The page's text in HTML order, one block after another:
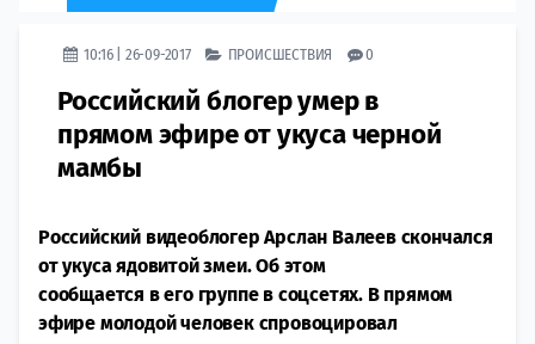
10:16 | 26-09-2017 ПРОИСШЕСТВИЯ 0
Российский блогер умер в
прямом эфире от укуса черной
мамбы
Российский видеоблогер Арслан Валеев скончался
от укуса ядовитой змеи. Об этом
сообщается в его группе в соцсетях. В прямом
эфире молодой человек спровоцировал